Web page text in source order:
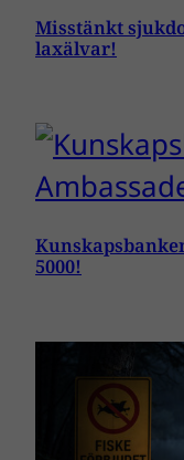
Misstänkt
laxälvar!
5000!